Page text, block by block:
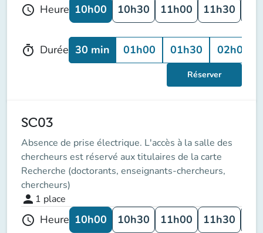
schedule Heure 10h00 10h30 11h00 11h30
timer Durée 30 min 01h00 01h30 02h00
Réserver
SC03
Absence de prise électrique. L'accès à la salle des
chercheurs est réservé aux titulaires de la carte
Recherche (doctorants, enseignants-chercheurs,
chercheurs)
person 1 place
schedule Heure 10h00 10h30 11h00 11h30